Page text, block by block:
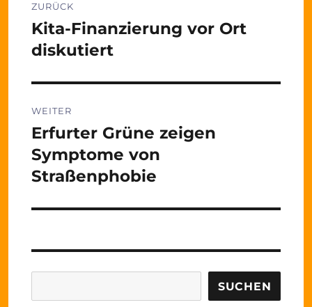
ZURÜCK
Vorheriger
Beitrag:
Kita-Finanzierung vor Ort
diskutiert
WEITER
Nächster
Beitrag:
Erfurter Grüne zeigen
Symptome von
Straßenphobie
SUCHEN